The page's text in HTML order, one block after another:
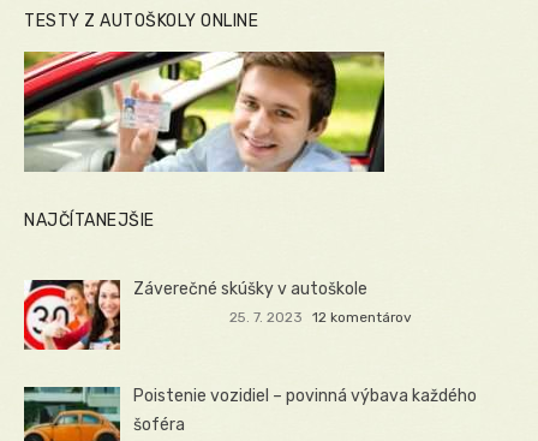
TESTY Z AUTOŠKOLY ONLINE
NAJČÍTANEJŠIE
Záverečné skúšky v autoškole
25. 7. 2023 12 komentárov
Poistenie vozidiel – povinná výbava každého
šoféra